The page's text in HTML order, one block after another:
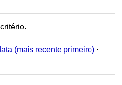
(mais recente primeiro) ·